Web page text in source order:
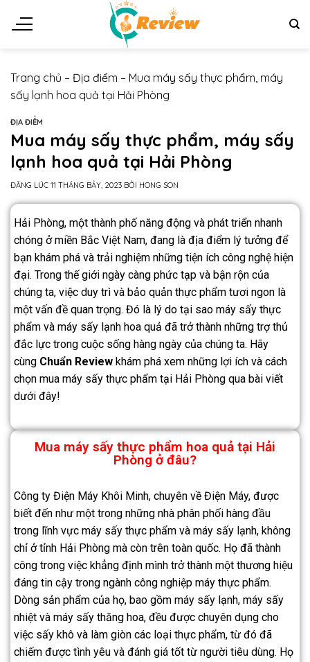
Trang chủ – Địa điểm – Mua máy sấy thực phẩm, máy
sấy lạnh hoa quả tại Hải Phòng
ĐỊA ĐIỂM
Mua máy sấy thực phẩm, máy sấy
lạnh hoa quả tại Hải Phòng
ĐĂNG LÚC 11 THÁNG BẢY, 2023 BỞI HONG SON
Hải Phòng, một thành phố năng động và phát triển nhanh
chóng ở miền Bắc Việt Nam, đang là địa điểm lý tưởng để
bạn khám phá và trải nghiệm những tiện ích công nghệ hiện
đại. Trong thế giới ngày càng phức tạp và bận rộn của
chúng ta, việc duy trì và bảo quản thực phẩm tươi ngon là
một vấn đề quan trọng. Đó là lý do tại sao máy sấy thực
phẩm và máy sấy lạnh hoa quả đã trở thành những trợ thủ
đắc lực trong cuộc sống hàng ngày của chúng ta. Hãy
cùng Chuẩn Review khám phá xem những lợi ích và cách
chọn mua máy sấy thực phẩm tại Hải Phòng qua bài viết
dưới đây!
Mua máy sấy thực phẩm hoa quả tại Hải
Phòng ở đâu?
Công ty Điện Máy Khôi Minh, chuyên về Điện Máy, được
biết đến như một trong những nhà phân phối hàng đầu
trong lĩnh vực máy sấy thực phẩm và máy sấy lạnh, không
chỉ ở tỉnh Hải Phòng mà còn trên toàn quốc. Họ đã thành
công trong việc khẳng định mình trở thành một thương hiệu
đáng tin cậy trong ngành công nghiệp máy thực phẩm.
Dòng sản phẩm của họ, bao gồm máy sấy lạnh, máy sấy
nhiệt và máy sấy thăng hoa, đều được chuyên dụng cho
việc sấy khô và làm giòn các loại thực phẩm, từ đó đã
chiếm được tình yêu và đánh giá tốt từ người tiêu dùng. Họ